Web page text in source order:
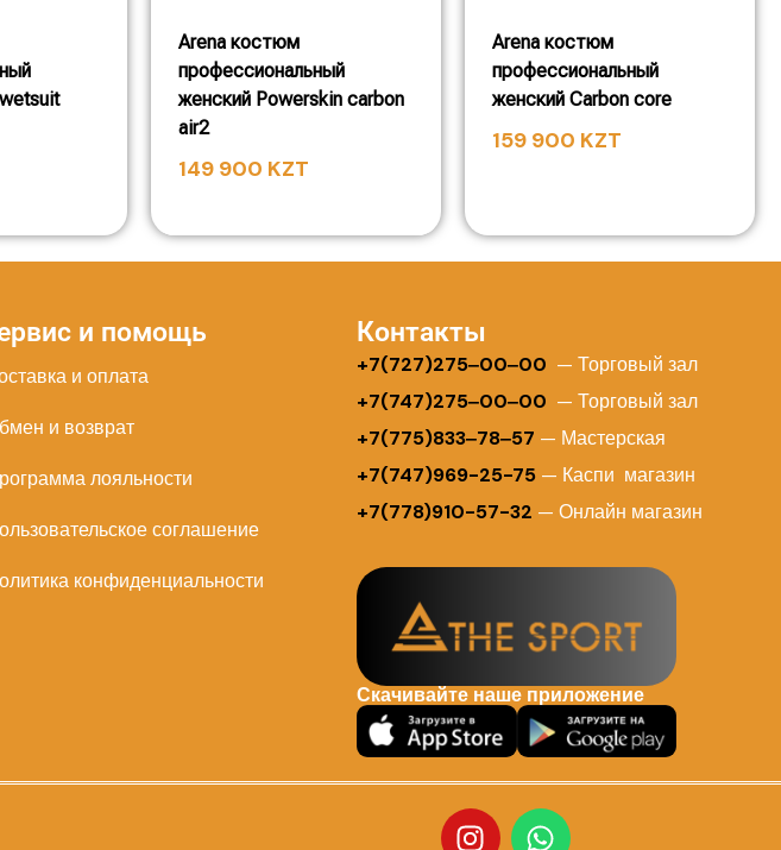
Arena костюм
профессиональный
женский Powerskin carbon
air2
149 900 KZT
Arena костюм
профессиональный
женский Carbon core
159 900 KZT
и помощь
и оплата
и возврат
лояльности
соглашение
конфиденциальности
Контакты
+7(727)275‒00‒00 — Торговый зал
+7(747)275‒00‒00 — Торговый зал
+7(775)833‒78‒57 — Мастерская
+7(747)969-25-75— Каспи магазин
+7(778)910-57-32 — Онлайн магазин
Скачивайте наше приложение